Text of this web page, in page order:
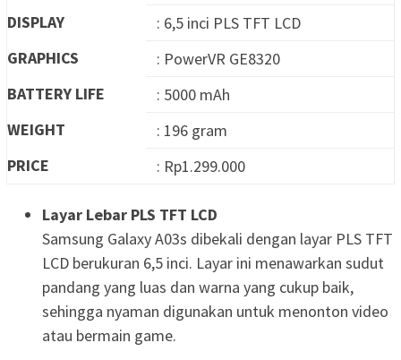
DISPLAY
: 6,5 inci PLS TFT LCD
GRAPHICS
: PowerVR GE8320
BATTERY LIFE
: 5000 mAh
WEIGHT
: 196 gram
PRICE
: Rp1.299.000
Layar Lebar PLS TFT LCD
Samsung Galaxy A03s dibekali dengan layar PLS TFT
LCD berukuran 6,5 inci. Layar ini menawarkan sudut
pandang yang luas dan warna yang cukup baik,
sehingga nyaman digunakan untuk menonton video
atau bermain game.